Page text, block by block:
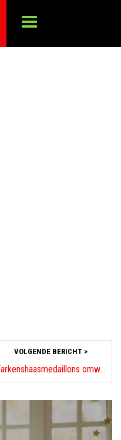
VOLGENDE BERICHT >
Varkenshaasmedaillons omwonden met rookspek in een groene pepersaus